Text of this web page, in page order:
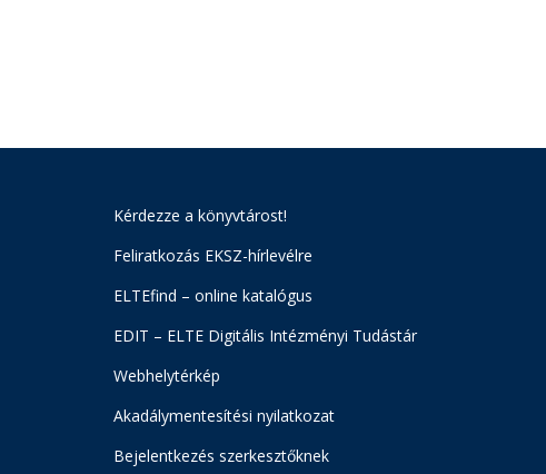
Kérdezze a könyvtárost!
Feliratkozás EKSZ-hírlevélre
ELTEfind – online katalógus
EDIT – ELTE Digitális Intézményi Tudástár
Webhelytérkép
Akadálymentesítési nyilatkozat
Bejelentkezés szerkesztőknek